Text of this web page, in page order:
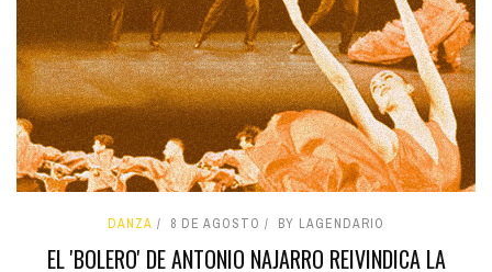
DANZA 8 DE AGOSTO BY LAGENDARIO
EL 'BOLERO' DE ANTONIO NAJARRO REIVINDICA LA